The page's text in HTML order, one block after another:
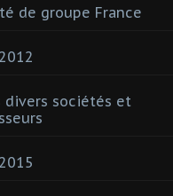
de groupe France
divers sociétés et